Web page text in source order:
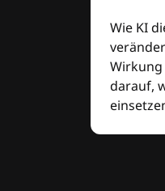
Wie KI
darauf,